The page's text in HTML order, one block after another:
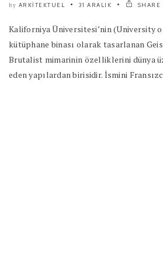
by ARKITEKTUEL 31 ARALIK SHARE
Kaliforniya Üniversitesi’nin (University
kütüphane binası olarak tasarlanan
Brutalist mimarinin özelliklerini dünya
eden yapılardan birisidir. İsmini